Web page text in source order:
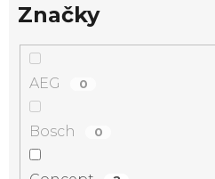
Značky
AEG 0
Bosch 0